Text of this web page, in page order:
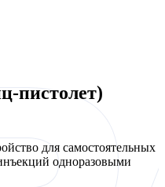
пистолет)
для самостоятельных
одноразовыми